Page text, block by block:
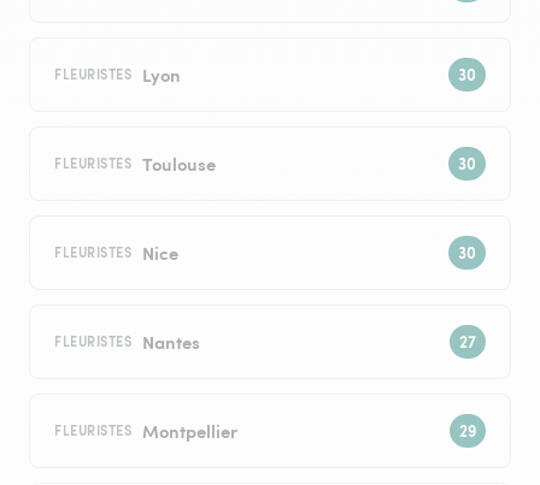
FLEURISTES Lyon
FLEURISTES Toulouse
FLEURISTES Nice
FLEURISTES Nantes
FLEURISTES Montpellier